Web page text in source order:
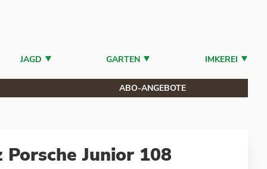
JAGD GARTEN IMKEREI
ABO-ANGEBOTE
Junior 108